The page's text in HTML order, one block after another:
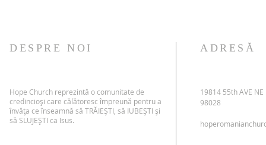
DESPRE NOI
Hope Church reprezintă o comunitate de
credincioși care călătoresc împreună pentru a
învăța ce înseamnă să TRĂIEȘTI, să IUBEȘTI și
să SLUJEȘTI ca Isus.
ADRESĂ
19814 55th AVE
98028